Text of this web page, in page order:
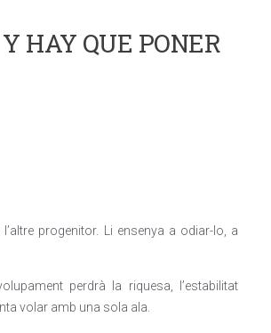
HAY QUE PONER
progenitor. Li ensenya a odiar-lo, a
perdrà la riquesa, l’estabilitat
volar amb una sola ala.